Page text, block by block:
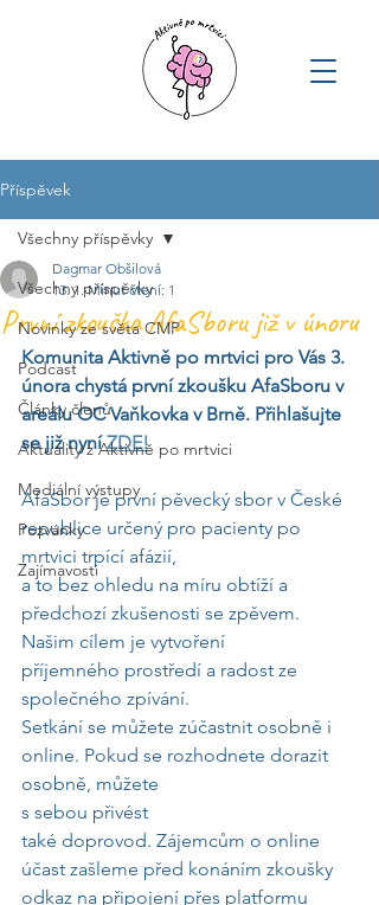
Příspěvek
Všechny příspěvky
Novinky ze světa CMP
Podcast
Články členů
Aktuality z Aktivně po mrtvici
Mediální výstupy
Pozvánky
Zajímavosti
Všechny příspěvky
První zkouška AfaSboru již v únoru
Dagmar Obšilová
13. 1. Minut čtení: 1
Komunita Aktivně po mrtvici pro Vás 3.
února chystá první zkoušku AfaSboru v
areálu OC Vaňkovka v Brně. Přihlašujte
se již nyní ZDE!
AfaSbor je první pěvecký sbor v České
republice určený pro pacienty po
mrtvici trpící afázií,
a to bez ohledu na míru obtíží a
předchozí zkušenosti se zpěvem.
Našim cílem je vytvoření
příjemného prostředí a radost ze
společného zpívání.
Setkání se můžete zúčastnit osobně i
online. Pokud se rozhodnete dorazit
osobně, můžete
s sebou přivést
také doprovod. Zájemcům o online
účast zašleme před konáním zkoušky
odkaz na připojení přes platformu